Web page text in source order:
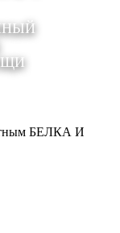
БЕЛКА И